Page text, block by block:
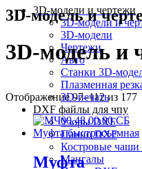
3D-модели и чертежи
3D-модели и
3D-модели
Чертежи
Авто
Станки 3D-
Плазменная
3D-печать
DXF файлы для чпу
Узоры DXF
Панно DXF
Костровые
Мангалы
3D-модель и
3D-модель и
Отображение 97–112 из 177
Муфта